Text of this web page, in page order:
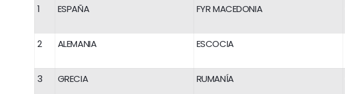
1 ESPAÑA FYR MACEDONIA
2 ALEMANIA ESCOCIA
3 GRECIA RUMANÍA